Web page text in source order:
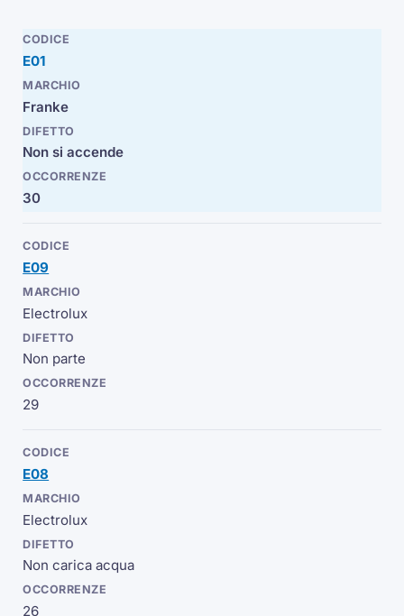
E01
Franke
Non si accende
30
E09
Electrolux
Non parte
29
E08
Electrolux
Non carica acqua
26